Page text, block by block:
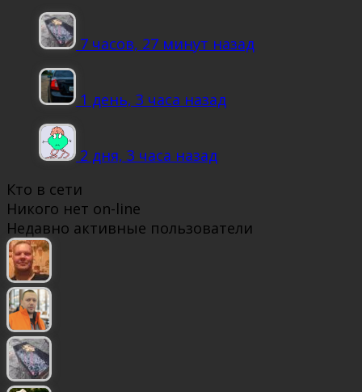
7 часов, 27 минут назад
1 день, 3 часа назад
2 дня, 3 часа назад
Кто в сети
Никого нет on-line
Недавно активные пользователи